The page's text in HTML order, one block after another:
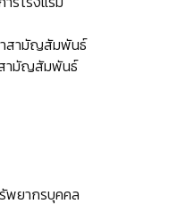
สามัญสัมพันธ์
สามัญสัมพันธ์
พยากรบุคคล